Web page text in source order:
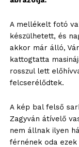
A mellékelt fotó
készülhetett, és
akkor már álló,
kattogtatta
rosszul lett
felcserélődtek.
A kép bal felső
Zagyván átívelő
nem állnak ilyen
férnének oda